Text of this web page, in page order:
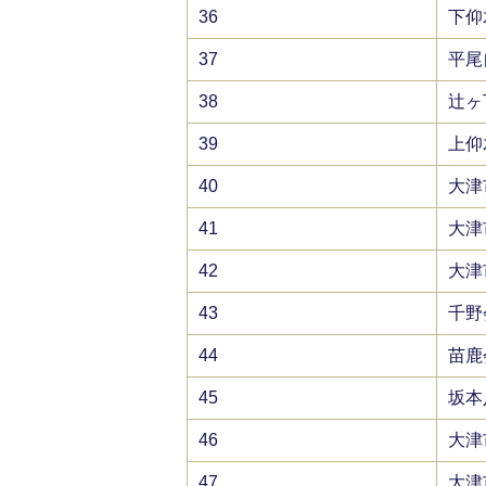
36 下
37 平
38 辻
39 上
40 大
41 大
42 大
43 千
44 苗
45 坂
46 大
47 大